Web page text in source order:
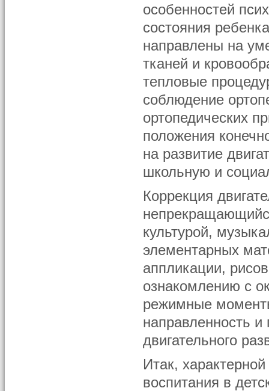
особенностей
состояния
направлены на
тканей и
тепловые
соблюдение
ортопедических
положения
на развитие
школьную и
Коррекция
культурой,
элементарных
аппликации,
ознакомлению с
режимные
направленность и
двигательного
Итак,
воспитания в